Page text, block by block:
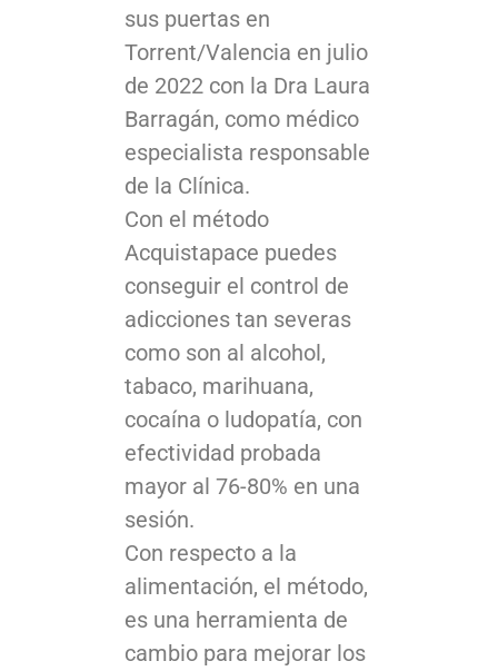
sus puertas en
Torrent/Valencia en julio
de 2022 con la Dra Laura
Barragán, como médico
especialista responsable
de la Clínica.
Con el método
Acquistapace puedes
conseguir el control de
adicciones tan severas
como son al alcohol,
tabaco, marihuana,
cocaína o ludopatía, con
efectividad probada
mayor al 76-80% en una
sesión.
Con respecto a la
alimentación, el método,
es una herramienta de
cambio para mejorar los